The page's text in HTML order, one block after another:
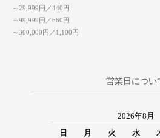
～29,999円／440円
～99,999円／660円
～300,000円／1,100円
営業日につい
2026年8月
日
月 火 水